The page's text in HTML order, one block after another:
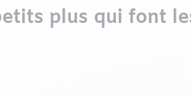
plus qui font